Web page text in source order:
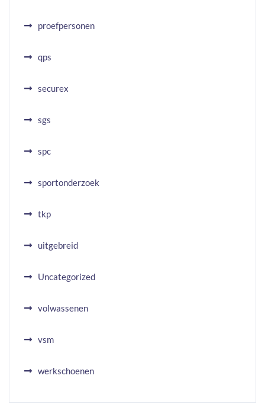
proefpersonen
qps
securex
sgs
spc
sportonderzoek
tkp
uitgebreid
Uncategorized
volwassenen
vsm
werkschoenen